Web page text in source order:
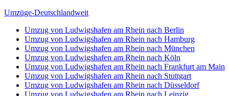
Umzüge-Deutschlandweit
Umzug von Ludwigshafen am Rhein nach Berlin
Umzug von Ludwigshafen am Rhein nach Hamburg
Umzug von Ludwigshafen am Rhein nach München
Umzug von Ludwigshafen am Rhein nach Köln
Umzug von Ludwigshafen am Rhein nach Frankfurt am Main
Umzug von Ludwigshafen am Rhein nach Stuttgart
Umzug von Ludwigshafen am Rhein nach Düsseldorf
Umzug von Ludwigshafen am Rhein nach Leipzig